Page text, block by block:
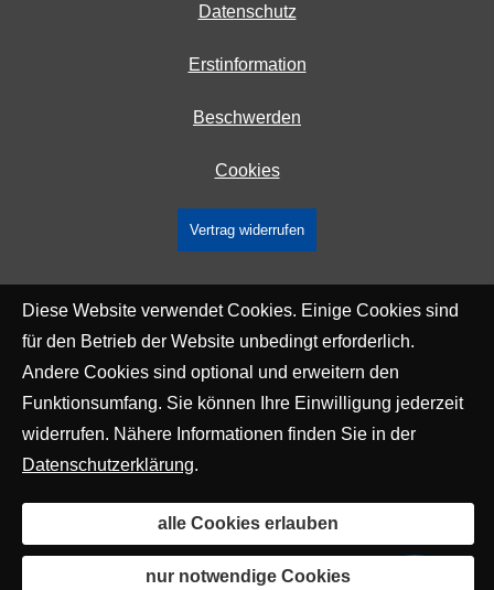
Datenschutz
Erstinformation
Beschwerden
Cookies
Vertrag widerrufen
Diese Website verwendet Cookies. Einige Cookies sind
für den Betrieb der Website unbedingt erforderlich.
Andere Cookies sind optional und erweitern den
Funktionsumfang. Sie können Ihre Einwilligung jederzeit
widerrufen. Nähere Informationen finden Sie in der
Datenschutzerklärung.
alle Cookies erlauben
nur notwendige Cookies